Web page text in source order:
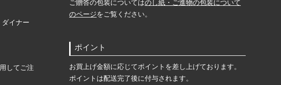
イナー
してご注
ご贈答の包装についてはのし紙・ご進物の包装について
のページをご覧ください。
ポイント
お買上げ金額に応じてポイントを差し上げております。
ポイントは配送完了後に付与されます。